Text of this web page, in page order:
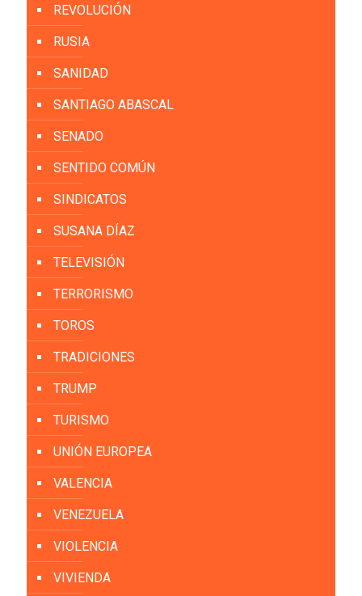
REVOLUCIÓN
RUSIA
SANIDAD
SANTIAGO ABASCAL
SENADO
SENTIDO COMÚN
SINDICATOS
SUSANA DÍAZ
TELEVISIÓN
TERRORISMO
TOROS
TRADICIONES
TRUMP
TURISMO
UNIÓN EUROPEA
VALENCIA
VENEZUELA
VIOLENCIA
VIVIENDA